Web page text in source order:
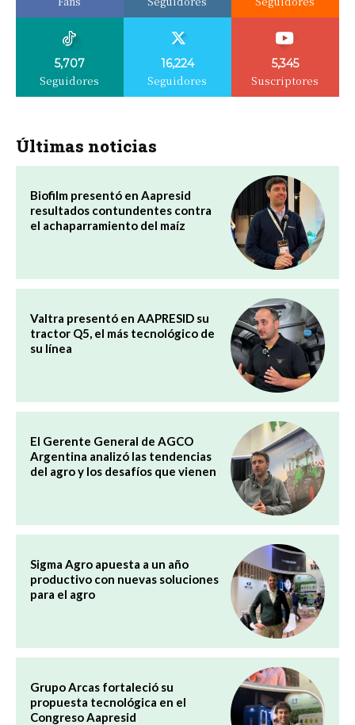
5,707
Seguidores
16,224
Seguidores
5,345
Suscriptores
Últimas noticias
Biofilm presentó en Aapresid
resultados contundentes contra
el achaparramiento del maíz
Valtra presentó en AAPRESID su
tractor Q5, el más tecnológico de
su línea
El Gerente General de AGCO
Argentina analizó las tendencias
del agro y los desafíos que vienen
Sigma Agro apuesta a un año
productivo con nuevas soluciones
para el agro
Grupo Arcas fortaleció su
propuesta tecnológica en el
Congreso Aapresid